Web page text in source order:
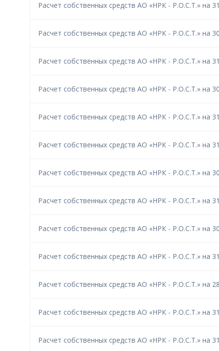
Расчет собственных средств АО «НРК - Р.О.С.Т.» на
Расчет собственных средств АО «НРК - Р.О.С.Т.» на
Расчет собственных средств АО «НРК - Р.О.С.Т.» на
Расчет собственных средств АО «НРК - Р.О.С.Т.» на
Расчет собственных средств АО «НРК - Р.О.С.Т.» на
Расчет собственных средств АО «НРК - Р.О.С.Т.» на
Расчет собственных средств АО «НРК - Р.О.С.Т.» на
Расчет собственных средств АО «НРК - Р.О.С.Т.» на
Расчет собственных средств АО «НРК - Р.О.С.Т.» на
Расчет собственных средств АО «НРК - Р.О.С.Т.» на
Расчет собственных средств АО «НРК - Р.О.С.Т.» на
Расчет собственных средств АО «НРК - Р.О.С.Т.» на
Расчет собственных средств АО «НРК - Р.О.С.Т.» на